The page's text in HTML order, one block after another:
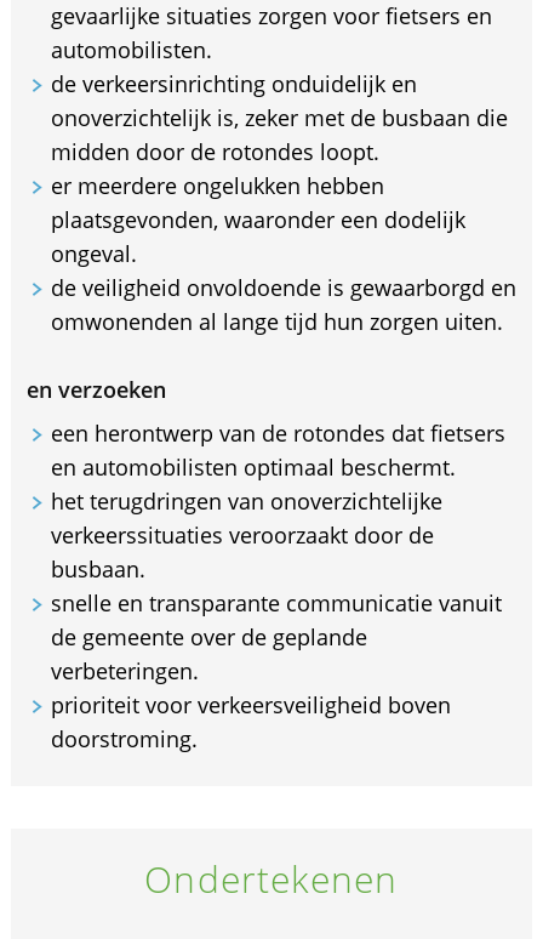
gevaarlijke situaties zorgen voor fietsers en
automobilisten.
de verkeersinrichting onduidelijk en
onoverzichtelijk is, zeker met de busbaan die
midden door de rotondes loopt.
er meerdere ongelukken hebben
plaatsgevonden, waaronder een dodelijk
ongeval.
de veiligheid onvoldoende is gewaarborgd en
omwonenden al lange tijd hun zorgen uiten.
en verzoeken
een herontwerp van de rotondes dat fietsers
en automobilisten optimaal beschermt.
het terugdringen van onoverzichtelijke
verkeerssituaties veroorzaakt door de
busbaan.
snelle en transparante communicatie vanuit
de gemeente over de geplande
verbeteringen.
prioriteit voor verkeersveiligheid boven
doorstroming.
Ondertekenen